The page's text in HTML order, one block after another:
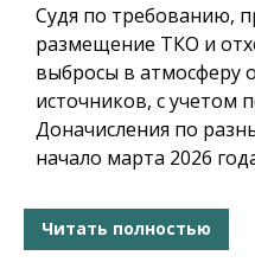
Судя по требованию,
размещение ТКО и
выбросы в атмосферу
источников, с учетом
Доначисления по
начало марта 2026
Читать полностью